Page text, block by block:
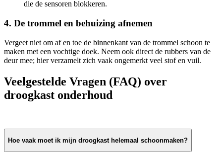
die de sensoren blokkeren.
4. De trommel en behuizing afnemen
Vergeet niet om af en toe de binnenkant van de trommel schoon te
maken met een vochtige doek. Neem ook direct de rubbers van de
deur mee; hier verzamelt zich vaak ongemerkt veel stof en vuil.
Veelgestelde Vragen (FAQ) over
droogkast onderhoud
Hoe vaak moet ik mijn droogkast helemaal schoonmaken?